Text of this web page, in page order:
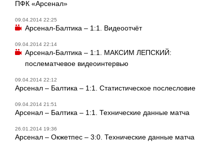
ПФК «Арсенал»
09.04.2014 22:25
Арсенал-Балтика – 1:1. Видеоотчёт
09.04.2014 22:14
Арсенал-Балтика – 1:1. МАКСИМ ЛЕПСКИЙ:
послематчевое видеоинтервью
09.04.2014 22:12
Арсенал – Балтика – 1:1. Статистическое послесловие
09.04.2014 21:51
Арсенал – Балтика – 1:1. Технические данные матча
26.01.2014 19:36
Арсенал – Окжетпес – 3:0. Технические данные матча